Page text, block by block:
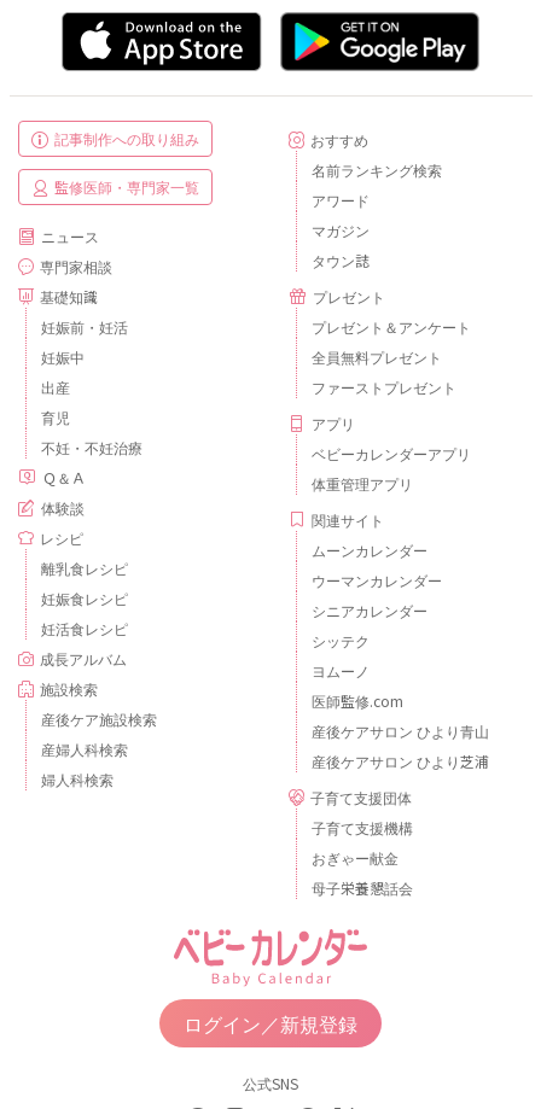
記事制作への取り組み
監修医師・専門家一覧
ニュース
専門家相談
基礎知識
妊娠前・妊活
妊娠中
出産
育児
不妊・不妊治療
Ｑ＆Ａ
体験談
レシピ
離乳食レシピ
妊娠食レシピ
妊活食レシピ
成長アルバム
施設検索
産後ケア施設検索
産婦人科検索
婦人科検索
おすすめ
名前ランキング検索
アワード
マガジン
タウン誌
プレゼント
プレゼント＆アンケート
全員無料プレゼント
ファーストプレゼント
アプリ
ベビーカレンダーアプリ
体重管理アプリ
関連サイト
ムーンカレンダー
ウーマンカレンダー
シニアカレンダー
シッテク
ヨムーノ
医師監修.com
産後ケアサロン ひより青山
産後ケアサロン ひより芝浦
子育て支援団体
子育て支援機構
おぎゃー献金
母子栄養懇話会
ログイン／新規登録
公式SNS